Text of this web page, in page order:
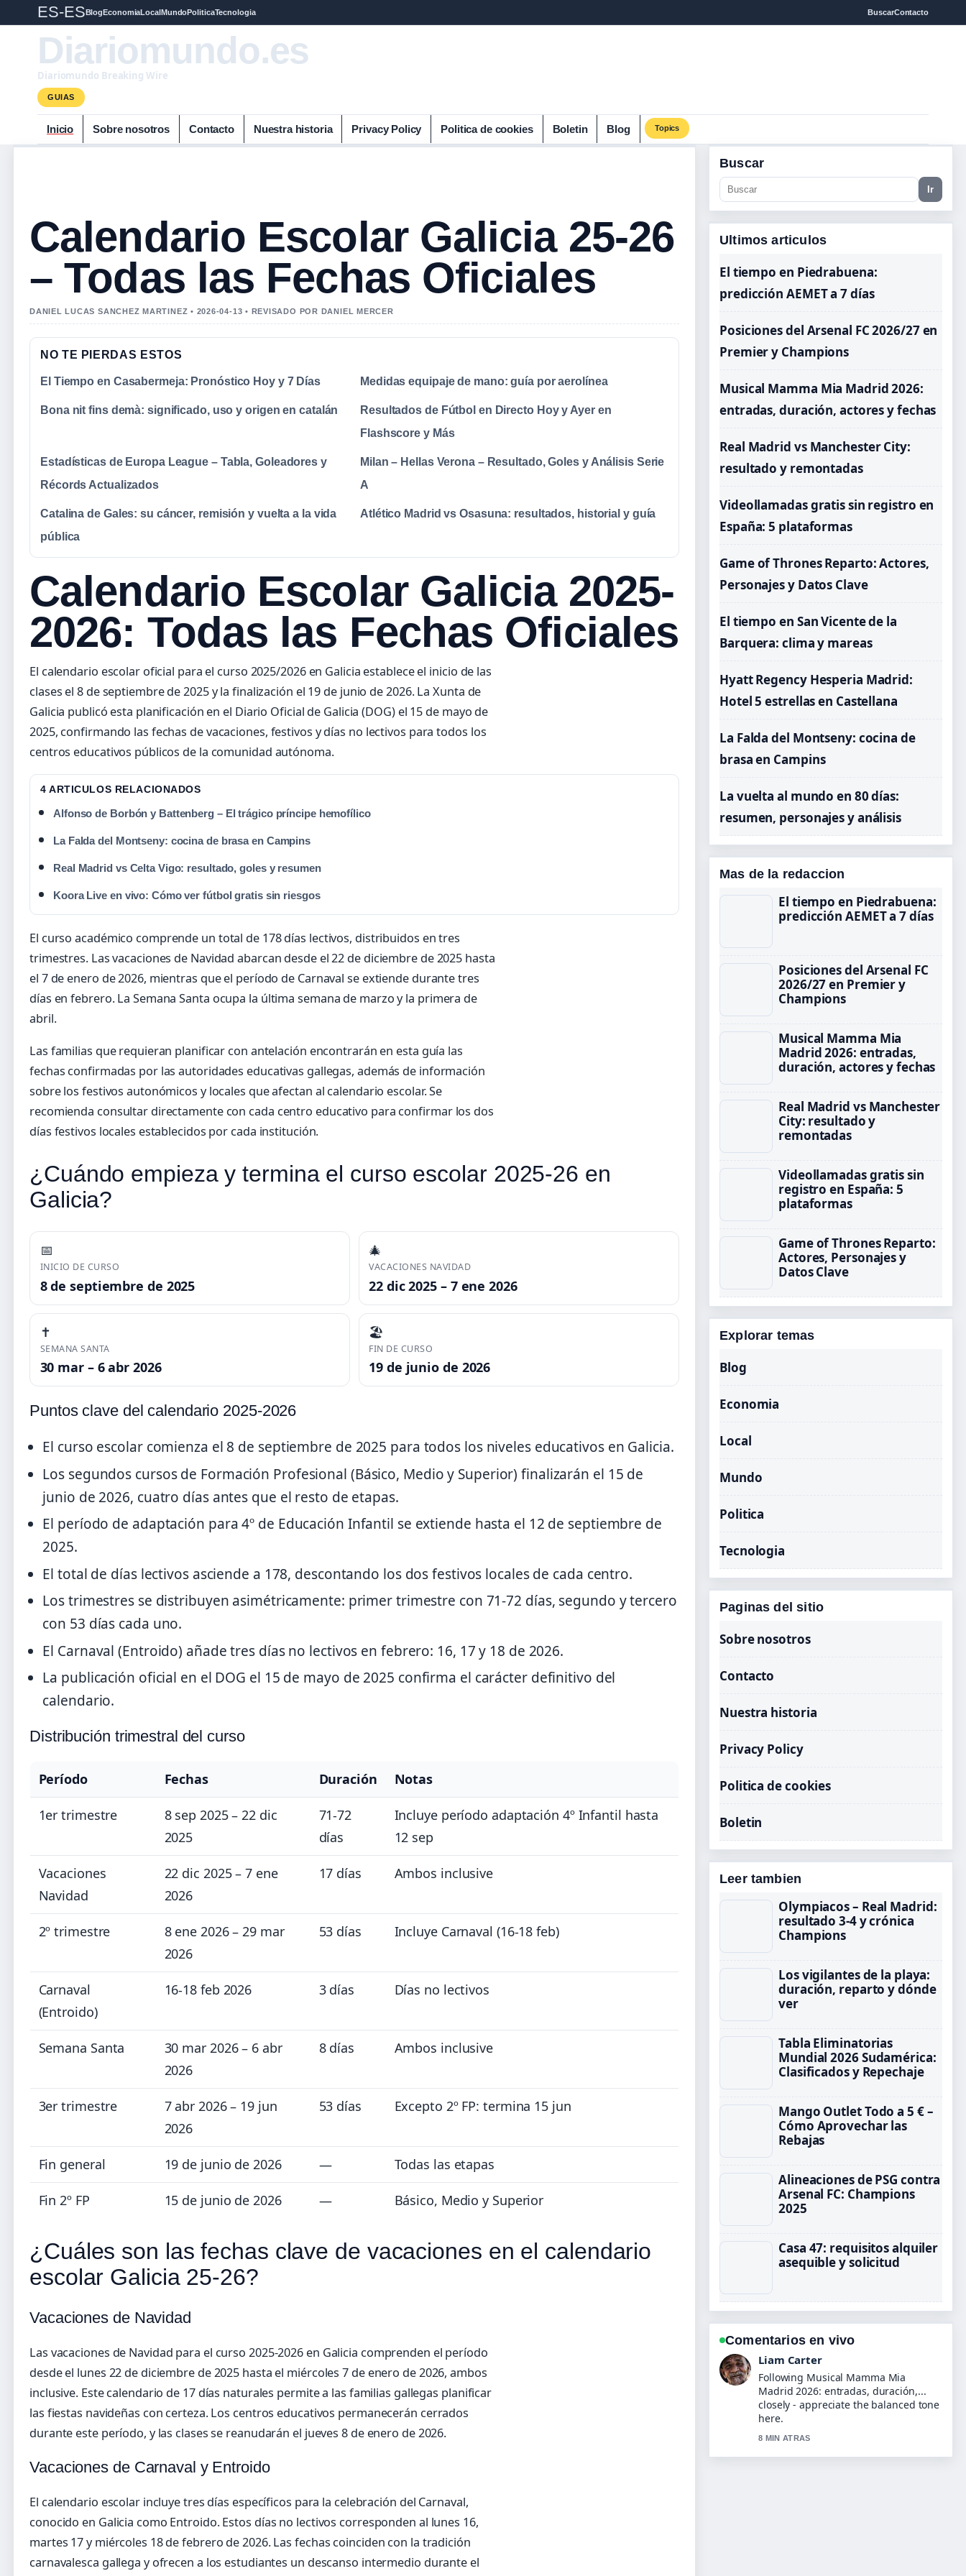
ES-ESBlogEconomiaLocalMundoPoliticaTecnologia BuscarContacto
Diariomundo.es
Diariomundo Breaking Wire
GUIAS
Inicio Sobre nosotros Contacto Nuestra historia Privacy Policy Politica de cookies Boletin Blog Topics
Calendario Escolar Galicia 25-26
– Todas las Fechas Oficiales
DANIEL LUCAS SANCHEZ MARTINEZ • 2026-04-13 • REVISADO POR DANIEL MERCER
NO TE PIERDAS ESTOS
El Tiempo en Casabermeja: Pronóstico Hoy y 7 Días Medidas equipaje de mano: guía por aerolínea
Bona nit fins demà: significado, uso y origen en catalán
Resultados de Fútbol en Directo Hoy y Ayer en
Flashscore y Más
Estadísticas de Europa League – Tabla, Goleadores y
Récords Actualizados
Milan – Hellas Verona – Resultado, Goles y Análisis Serie
A
Catalina de Gales: su cáncer, remisión y vuelta a la vida
pública
Atlético Madrid vs Osasuna: resultados, historial y guía
Calendario Escolar Galicia 2025-
2026: Todas las Fechas Oficiales
El calendario escolar oficial para el curso 2025/2026 en Galicia establece el inicio de las
clases el 8 de septiembre de 2025 y la finalización el 19 de junio de 2026. La Xunta de
Galicia publicó esta planificación en el Diario Oficial de Galicia (DOG) el 15 de mayo de
2025, confirmando las fechas de vacaciones, festivos y días no lectivos para todos los
centros educativos públicos de la comunidad autónoma.
4 ARTICULOS RELACIONADOS
Alfonso de Borbón y Battenberg – El trágico príncipe hemofílico
La Falda del Montseny: cocina de brasa en Campins
Real Madrid vs Celta Vigo: resultado, goles y resumen
Koora Live en vivo: Cómo ver fútbol gratis sin riesgos
El curso académico comprende un total de 178 días lectivos, distribuidos en tres
trimestres. Las vacaciones de Navidad abarcan desde el 22 de diciembre de 2025 hasta
el 7 de enero de 2026, mientras que el período de Carnaval se extiende durante tres
días en febrero. La Semana Santa ocupa la última semana de marzo y la primera de
abril.
Las familias que requieran planificar con antelación encontrarán en esta guía las
fechas confirmadas por las autoridades educativas gallegas, además de información
sobre los festivos autonómicos y locales que afectan al calendario escolar. Se
recomienda consultar directamente con cada centro educativo para confirmar los dos
días festivos locales establecidos por cada institución.
¿Cuándo empieza y termina el curso escolar 2025-26 en
Galicia?
📅
INICIO DE CURSO
8 de septiembre de 2025
🎄
VACACIONES NAVIDAD
22 dic 2025 – 7 ene 2026
✝️
SEMANA SANTA
30 mar – 6 abr 2026
🏖️
FIN DE CURSO
19 de junio de 2026
Puntos clave del calendario 2025-2026
El curso escolar comienza el 8 de septiembre de 2025 para todos los niveles educativos en Galicia.
Los segundos cursos de Formación Profesional (Básico, Medio y Superior) finalizarán el 15 de
junio de 2026, cuatro días antes que el resto de etapas.
El período de adaptación para 4º de Educación Infantil se extiende hasta el 12 de septiembre de
2025.
El total de días lectivos asciende a 178, descontando los dos festivos locales de cada centro.
Los trimestres se distribuyen asimétricamente: primer trimestre con 71-72 días, segundo y tercero
con 53 días cada uno.
El Carnaval (Entroido) añade tres días no lectivos en febrero: 16, 17 y 18 de 2026.
La publicación oficial en el DOG el 15 de mayo de 2025 confirma el carácter definitivo del
calendario.
Distribución trimestral del curso
Período Fechas Duración Notas
1er trimestre
8 sep 2025 – 22 dic
2025
71-72
días
Incluye período adaptación 4º Infantil hasta
12 sep
Vacaciones
Navidad
22 dic 2025 – 7 ene
2026
17 días Ambos inclusive
2º trimestre
8 ene 2026 – 29 mar
2026
53 días Incluye Carnaval (16-18 feb)
Carnaval
(Entroido)
16-18 feb 2026 3 días Días no lectivos
Semana Santa
30 mar 2026 – 6 abr
2026
8 días Ambos inclusive
3er trimestre
7 abr 2026 – 19 jun
2026
53 días Excepto 2º FP: termina 15 jun
Fin general 19 de junio de 2026 — Todas las etapas
Fin 2º FP 15 de junio de 2026 — Básico, Medio y Superior
¿Cuáles son las fechas clave de vacaciones en el calendario
escolar Galicia 25-26?
Vacaciones de Navidad
Las vacaciones de Navidad para el curso 2025-2026 en Galicia comprenden el período
desde el lunes 22 de diciembre de 2025 hasta el miércoles 7 de enero de 2026, ambos
inclusive. Este calendario de 17 días naturales permite a las familias gallegas planificar
las fiestas navideñas con certeza. Los centros educativos permanecerán cerrados
durante este período, y las clases se reanudarán el jueves 8 de enero de 2026.
Vacaciones de Carnaval y Entroido
El calendario escolar incluye tres días específicos para la celebración del Carnaval,
conocido en Galicia como Entroido. Estos días no lectivos corresponden al lunes 16,
martes 17 y miércoles 18 de febrero de 2026. Las fechas coinciden con la tradición
carnavalesca gallega y ofrecen a los estudiantes un descanso intermedio durante el
Buscar
Ir
Ultimos articulos
El tiempo en Piedrabuena:
predicción AEMET a 7 días
Posiciones del Arsenal FC 2026/27 en
Premier y Champions
Musical Mamma Mia Madrid 2026:
entradas, duración, actores y fechas
Real Madrid vs Manchester City:
resultado y remontadas
Videollamadas gratis sin registro en
España: 5 plataformas
Game of Thrones Reparto: Actores,
Personajes y Datos Clave
El tiempo en San Vicente de la
Barquera: clima y mareas
Hyatt Regency Hesperia Madrid:
Hotel 5 estrellas en Castellana
La Falda del Montseny: cocina de
brasa en Campins
La vuelta al mundo en 80 días:
resumen, personajes y análisis
Mas de la redaccion
El tiempo en Piedrabuena:
predicción AEMET a 7 días
Posiciones del Arsenal FC
2026/27 en Premier y
Champions
Musical Mamma Mia
Madrid 2026: entradas,
duración, actores y fechas
Real Madrid vs Manchester
City: resultado y
remontadas
Videollamadas gratis sin
registro en España: 5
plataformas
Game of Thrones Reparto:
Actores, Personajes y
Datos Clave
Explorar temas
Blog
Economia
Local
Mundo
Politica
Tecnologia
Paginas del sitio
Sobre nosotros
Contacto
Nuestra historia
Privacy Policy
Politica de cookies
Boletin
Leer tambien
Olympiacos – Real Madrid:
resultado 3-4 y crónica
Champions
Los vigilantes de la playa:
duración, reparto y dónde
ver
Tabla Eliminatorias
Mundial 2026 Sudamérica:
Clasificados y Repechaje
Mango Outlet Todo a 5 € –
Cómo Aprovechar las
Rebajas
Alineaciones de PSG contra
Arsenal FC: Champions
2025
Casa 47: requisitos alquiler
asequible y solicitud
Comentarios en vivo
Maja Eriksson
Useful context on El tiempo en
Piedrabuena: predicción AEMET a....
Please keep this live thread updated.
10 MIN ATRAS